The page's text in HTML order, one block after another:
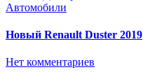
Автомобили
Новый Renault Duster 2019
Нет комментариев